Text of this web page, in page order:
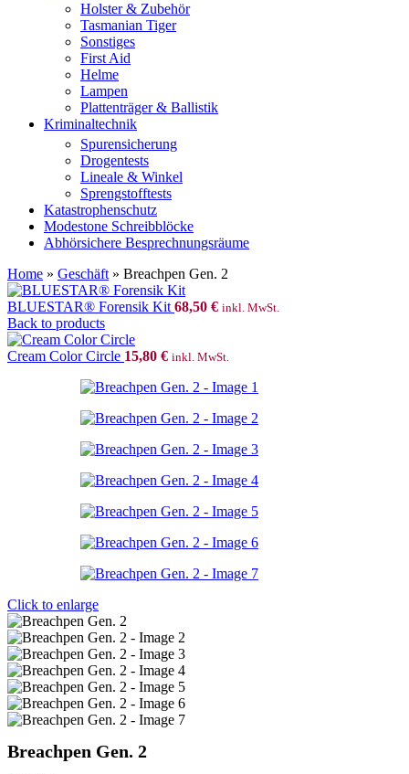
Holster & Zubehör
Tasmanian Tiger
Sonstiges
First Aid
Helme
Lampen
Plattenträger & Ballistik
Kriminaltechnik
Spurensicherung
Drogentests
Lineale & Winkel
Sprengstofftests
Katastrophenschutz
Modestone Schreibblöcke
Abhörsichere Besprechnungsräume
Home » Geschäft » Breachpen Gen. 2
BLUESTAR® Forensik Kit 68,50 € inkl. MwSt.
Back to products
Cream Color Circle 15,80 € inkl. MwSt.
Click to enlarge
Breachpen Gen. 2